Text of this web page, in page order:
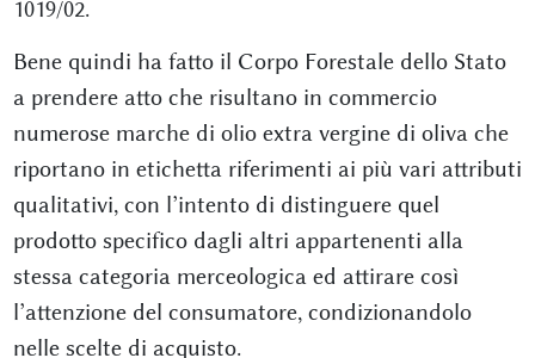
1019/02.
Bene quindi ha fatto il Corpo Forestale dello Stato
a prendere atto che risultano in commercio
numerose marche di olio extra vergine di oliva che
riportano in etichetta riferimenti ai più vari attributi
qualitativi, con l’intento di distinguere quel
prodotto specifico dagli altri appartenenti alla
stessa categoria merceologica ed attirare così
l’attenzione del consumatore, condizionandolo
nelle scelte di acquisto.